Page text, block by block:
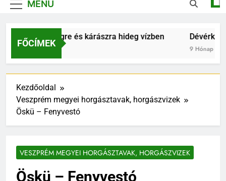
MENÜ
FŐCÍMEK
keszegre és kárászra hideg vízben
Ezelőtt 9 Hónap Ezelőtt
Kezdőoldal
Veszprém megyei horgásztavak, horgászvizek
Öskü – Fenyvestó
VESZPRÉM MEGYEI HORGÁSZTAVAK, HORGÁSZVIZEK
Öskü – Fenyvestó